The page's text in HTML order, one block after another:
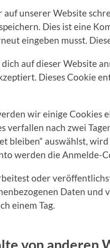
unserer Website
Dies ist eine
eingeben musst.
auf dieser Website
Dieses Cookie
wir einige
verfallen nach zwei
bleiben“ auswählst,
werden die Anmelde-
oder
Daten
einem Tag.